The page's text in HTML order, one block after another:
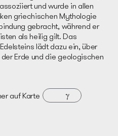
und wurde in allen
griechischen Mythologie
gebracht, während er
als heilig gilt. Das
lädt dazu ein, über
Erde und die geologischen
auf Karte γ